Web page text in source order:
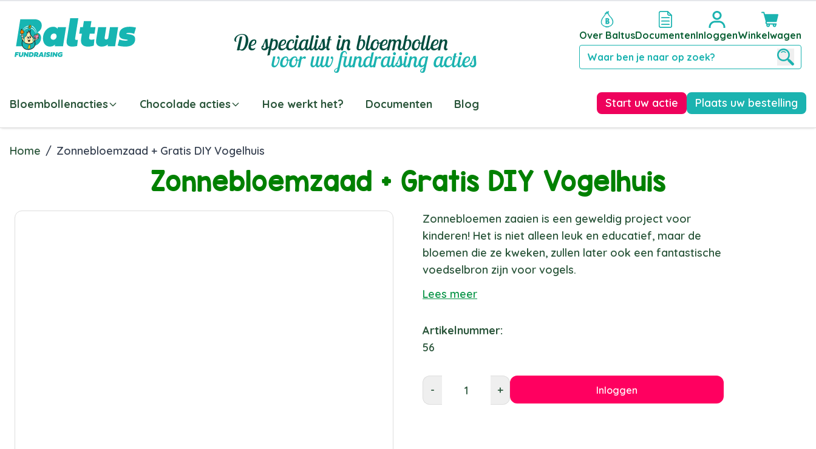
De specialist in bloembollen
voor uw fundraising acties
Over BaltusDocumentenInloggenWinkelwagen
Bloembollenacties Chocolade acties Hoe werkt het? Documenten Blog Start uw actie Plaats uw bestelling
Home / Zonnebloemzaad + Gratis DIY Vogelhuis
Zonnebloemzaad + Gratis DIY Vogelhuis
Zonnebloemen zaaien is een geweldig project voor
kinderen! Het is niet alleen leuk en educatief, maar de
bloemen die ze kweken, zullen later ook een fantastische
voedselbron zijn voor vogels.
Lees meer
Artikelnummer:
56
- + Inloggen